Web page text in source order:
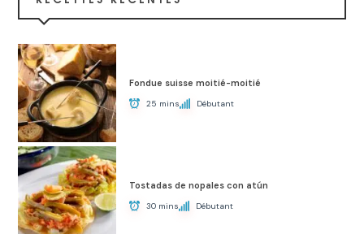
Fondue suisse moitié-moitié
25 mins Débutant
Tostadas de nopales con atún
30 mins Débutant